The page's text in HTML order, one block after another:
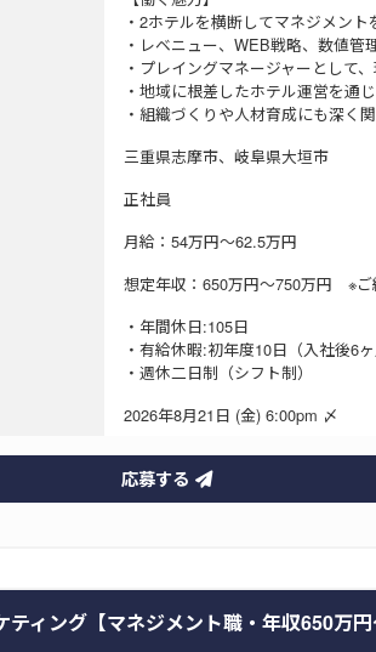
・2ホテルを横断してマネジメン
・レベニュー、WEB戦略、数値管
・プレイングマネージャーとして
・地域に根差したホテル運営を通
・組織づくりや人材育成にも深く
三重県志摩市、岐阜県大垣市
正社員
月給：54万円〜62.5万円
想定年収：650万円～750万円 ※ご
・年間休日:105日
・有給休暇:初年度10日（入社後6ヶ
・週休二日制（シフト制）
2026年8月21日 (金) 6:00pm 〆
応募する
ティング【マネジメント職・年収650万